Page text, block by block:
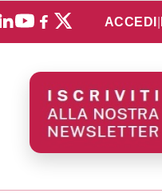
ACCEDI